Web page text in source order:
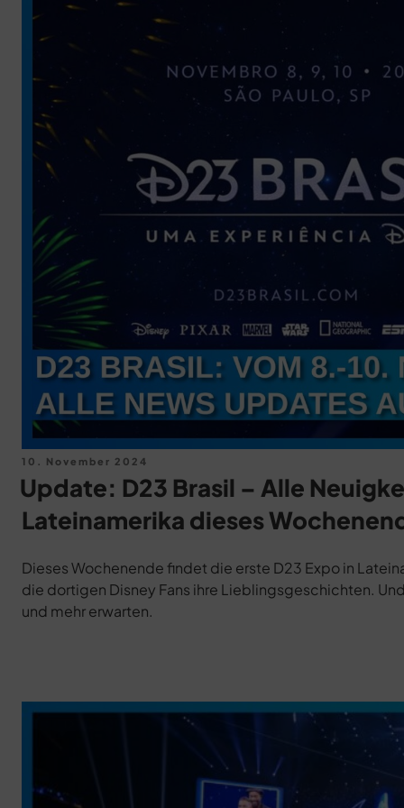
Veröffentlicht
10. November 2024
Update: D23 Brasil – Alle
Lateinamerika dieses
Dieses Wochenende findet die erste D23 Expo in
die dortigen Disney Fans ihre Lieblingsgeschichten.
und mehr erwarten.